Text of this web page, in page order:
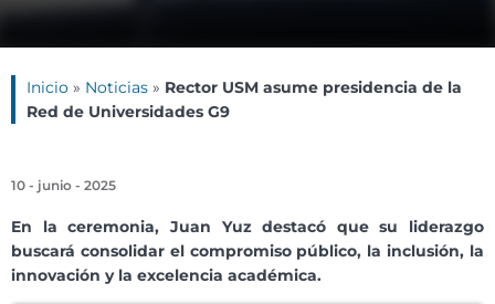
Inicio » Noticias » Rector USM asume presidencia de la
Red de Universidades G9
10 - junio - 2025
En la ceremonia, Juan Yuz destacó que su liderazgo
buscará consolidar el compromiso público, la inclusión, la
innovación y la excelencia académica.